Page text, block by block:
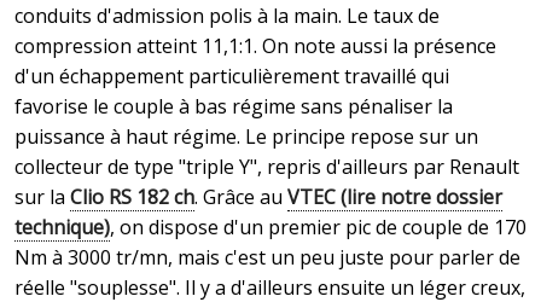
conduits d'admission polis à la main. Le taux de
compression atteint 11,1:1. On note aussi la présence
d'un échappement particulièrement travaillé qui
favorise le couple à bas régime sans pénaliser la
puissance à haut régime. Le principe repose sur un
collecteur de type "triple Y", repris d'ailleurs par Renault
sur la Clio RS 182 ch. Grâce au VTEC (lire notre dossier
technique), on dispose d'un premier pic de couple de 170
Nm à 3000 tr/mn, mais c'est un peu juste pour parler de
réelle "souplesse". Il y a d'ailleurs ensuite un léger creux,